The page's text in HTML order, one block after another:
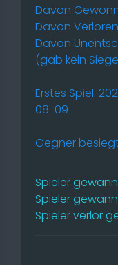
Davon
Davon
Davon
(gab kein
Erstes Spiel:
08-09
Gegner
Spieler
Spieler
Spieler verlor